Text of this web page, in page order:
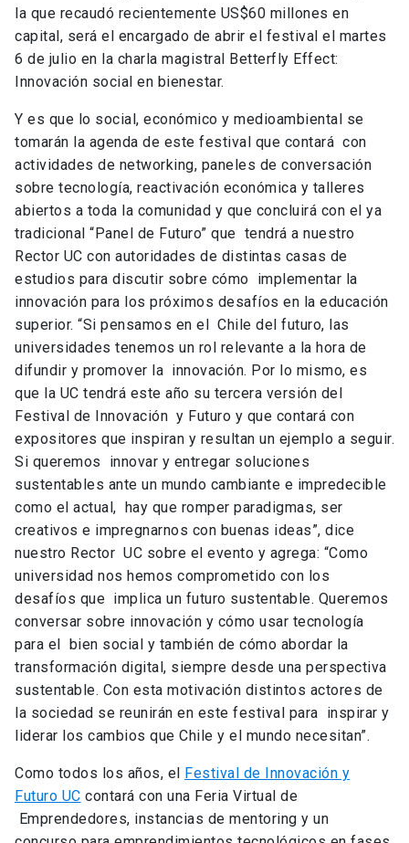
la que recaudó recientemente US$60 millones en
capital, será el encargado de abrir el festival el martes
6 de julio en la charla magistral Betterfly Effect:
Innovación social en bienestar.
Y es que lo social, económico y medioambiental se
tomarán la agenda de este festival que contará con
actividades de networking, paneles de conversación
sobre tecnología, reactivación económica y talleres
abiertos a toda la comunidad y que concluirá con el ya
tradicional “Panel de Futuro” que tendrá a nuestro
Rector UC con autoridades de distintas casas de
estudios para discutir sobre cómo implementar la
innovación para los próximos desafíos en la educación
superior. “Si pensamos en el Chile del futuro, las
universidades tenemos un rol relevante a la hora de
difundir y promover la innovación. Por lo mismo, es
que la UC tendrá este año su tercera versión del
Festival de Innovación y Futuro y que contará con
expositores que inspiran y resultan un ejemplo a seguir.
Si queremos innovar y entregar soluciones
sustentables ante un mundo cambiante e impredecible
como el actual, hay que romper paradigmas, ser
creativos e impregnarnos con buenas ideas”, dice
nuestro Rector UC sobre el evento y agrega: “Como
universidad nos hemos comprometido con los
desafíos que implica un futuro sustentable. Queremos
conversar sobre innovación y cómo usar tecnología
para el bien social y también de cómo abordar la
transformación digital, siempre desde una perspectiva
sustentable. Con esta motivación distintos actores de
la sociedad se reunirán en este festival para inspirar y
liderar los cambios que Chile y el mundo necesitan”.
Como todos los años, el Festival de Innovación y
Futuro UC contará con una Feria Virtual de
Emprendedores, instancias de mentoring y un